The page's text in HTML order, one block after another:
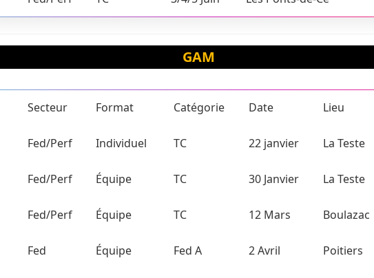
GAM
Secteur Format Catégorie Date Lieu
Fed/Perf Individuel TC 22 janvier La Teste
Fed/Perf Équipe TC 30 Janvier La Teste
Fed/Perf Équipe TC 12 Mars Boulazac
Fed Équipe Fed A 2 Avril Poitiers